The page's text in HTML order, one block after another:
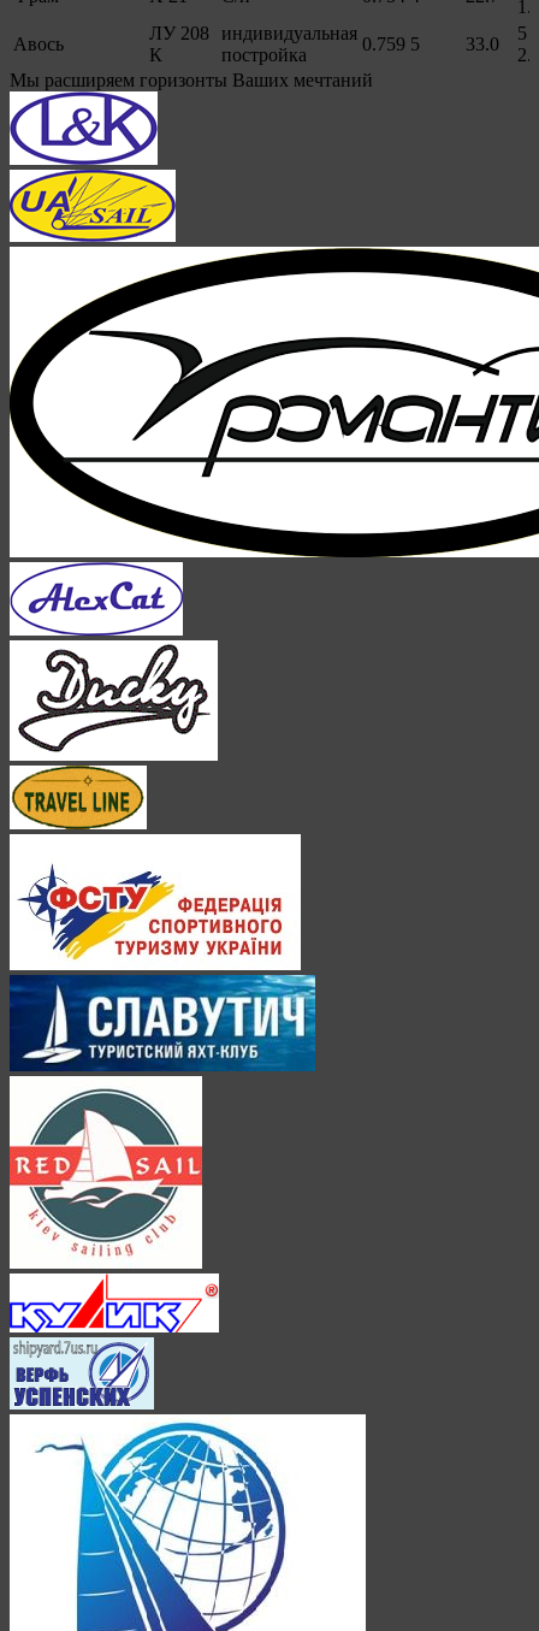
Авось
ЛУ 208
К
индивидуальная
постройка
0.759 5 33.0
5
Мы расширяем горизонты Ваших мечтаний